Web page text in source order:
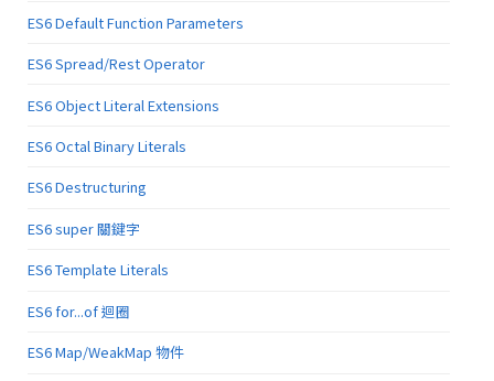
ES6 Default Function Parameters
ES6 Spread/Rest Operator
ES6 Object Literal Extensions
ES6 Octal Binary Literals
ES6 Destructuring
ES6 super 關鍵字
ES6 Template Literals
ES6 for...of 迴圈
ES6 Map/WeakMap 物件